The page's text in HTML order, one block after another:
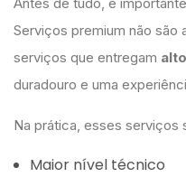
Serviços premium não são
serviços que entregam
duradouro e uma
Na prática, esses serviços
Maior nível técnico